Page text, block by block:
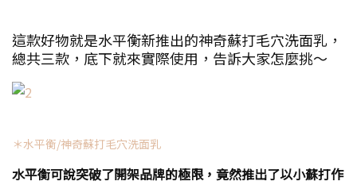
這款好物就是水平衡新推出的神奇蘇打毛穴洗面乳，
總共三款，底下就來實際使用，告訴大家怎麼挑～
＊水平衡/神奇蘇打毛穴洗面乳
水平衡可說突破了開架品牌的極限，竟然推出了以小蘇打作